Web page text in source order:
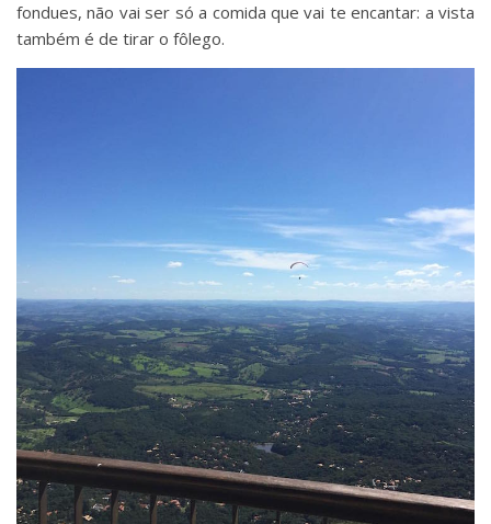
fondues, não vai ser só a comida que vai te encantar: a vista
também é de tirar o fôlego.